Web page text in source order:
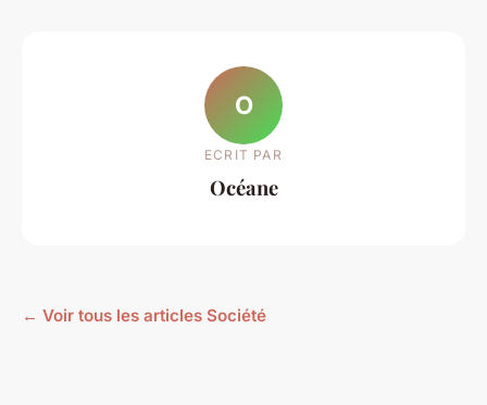
O
ECRIT PAR
Océane
← Voir tous les articles Société